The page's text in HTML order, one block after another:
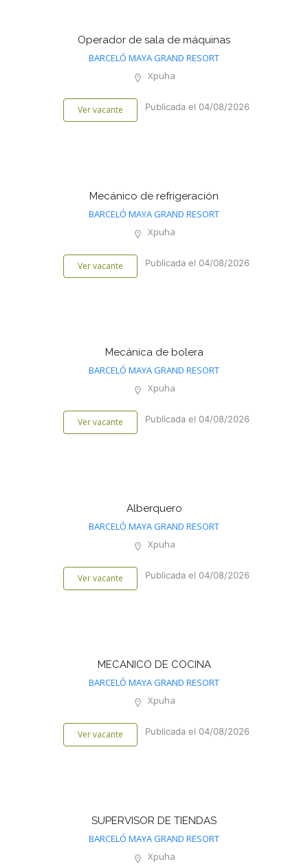
Operador de sala de máquinas
BARCELÓ MAYA GRAND RESORT
Xpuha
Ver vacante Publicada el 04/08/2026
Mecánico de refrigeración
BARCELÓ MAYA GRAND RESORT
Xpuha
Ver vacante Publicada el 04/08/2026
Mecánica de bolera
BARCELÓ MAYA GRAND RESORT
Xpuha
Ver vacante Publicada el 04/08/2026
Alberquero
BARCELÓ MAYA GRAND RESORT
Xpuha
Ver vacante Publicada el 04/08/2026
MECANICO DE COCINA
BARCELÓ MAYA GRAND RESORT
Xpuha
Ver vacante Publicada el 04/08/2026
SUPERVISOR DE TIENDAS
BARCELÓ MAYA GRAND RESORT
Xpuha